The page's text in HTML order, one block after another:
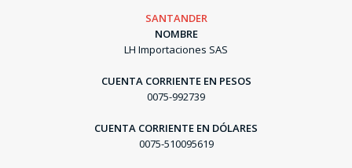
SANTANDER
NOMBRE
LH Importaciones SAS
CUENTA CORRIENTE EN PESOS
0075-992739
CUENTA CORRIENTE EN DÓLARES
0075-510095619
SEGUÍ COMPRANDO